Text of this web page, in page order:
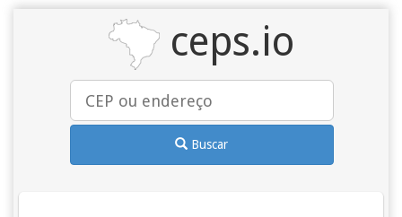
ceps.io
Buscar